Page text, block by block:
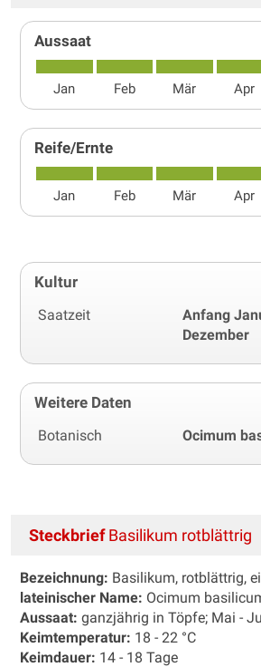
Aussaat
Jan Feb Mär Apr
Reife/Ernte
Jan Feb Mär Apr
Kultur
Saatzeit
Anfang
Dezember
Weitere Daten
Botanisch Ocimum
SteckbriefBasilikum rotblättrig
Bezeichnung: Basilikum, rotblättrig,
lateinischer Name: Ocimum
Aussaat: ganzjährig in Töpfe; Mai -
Keimtemperatur: 18 - 22 °C
Keimdauer: 14 - 18 Tage